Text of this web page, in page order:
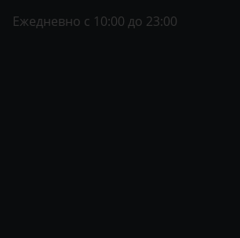
Ежедневно с 10:00 до 23:00